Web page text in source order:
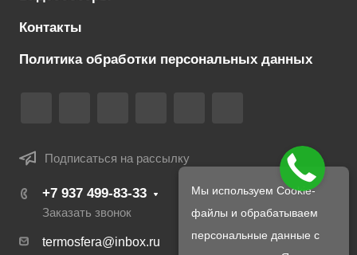
Контакты
Политика обработки персональных данных
Подписаться на рассылку
+7 937 499-83-33
Заказать звонок
termosfera@inbox.ru
Мы используем Cookie-
файлы и обрабатываем
персональные данные с